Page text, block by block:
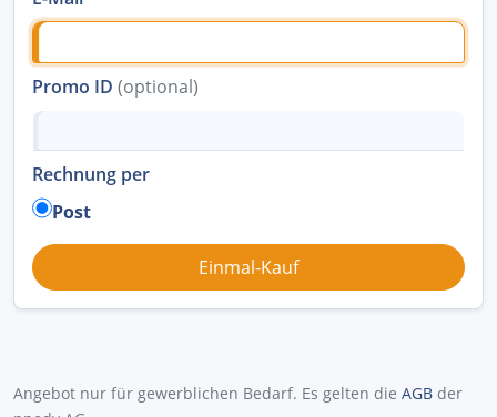
Promo ID (optional)
Rechnung per
Post
Angebot nur für gewerblichen Bedarf. Es gelten die AGB der